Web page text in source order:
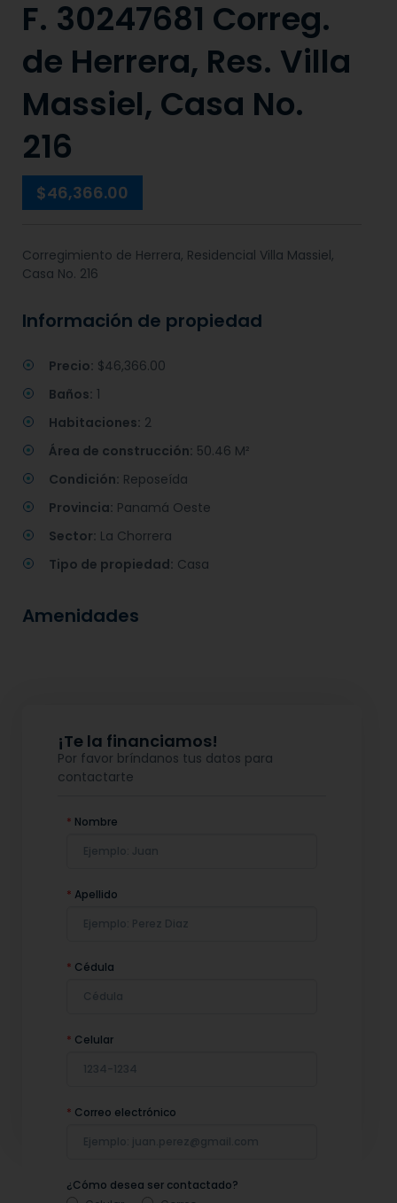
F. 30247681 Correg.
de Herrera, Res. Villa
Massiel, Casa No.
216
$46,366.00
Corregimiento de Herrera, Residencial Villa Massiel,
Casa No. 216
Información de propiedad
Precio: $46,366.00
Baños: 1
Habitaciones: 2
Área de construcción: 50.46 M²
Condición: Reposeída
Provincia: Panamá Oeste
Sector: La Chorrera
Tipo de propiedad: Casa
Amenidades
¡Te la financiamos!
Por favor bríndanos tus datos para
contactarte
* Nombre
* Apellido
* Cédula
* Celular
* Correo electrónico
¿Cómo desea ser contactado?